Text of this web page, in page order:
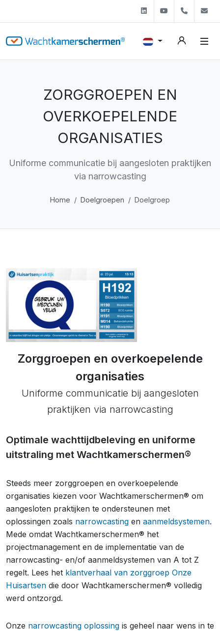
LinkedinYoutube+31
ZORGGROEPEN EN
OVERKOEPELENDE
ORGANISATIES
Uniforme communicatie bij aangesloten praktijken
via narrowcasting
Home Doelgroepen Doelgroep
Zorggroepen en overkoepelende
organisaties
Uniforme communicatie bij aangesloten
praktijken via narrowcasting
Optimale wachttijdbeleving en uniforme
uitstraling met Wachtkamerschermen®
Steeds meer zorggroepen en overkoepelende
organisaties kiezen voor Wachtkamerschermen® om
aangesloten praktijken te ondersteunen met
oplossingen zoals narrowcasting en aanmeldsystemen.
Mede omdat Wachtkamerschermen® het
projectmanagement en de implementatie van de
narrowcasting- en/of aanmeldsystemen van A tot Z
regelt. Lees het klantverhaal van zorggroep Onze
Huisartsen die door Wachtkamerschermen® volledig
werd ontzorgd.
Onze narrowcasting oplossing is geheel naar wens in te